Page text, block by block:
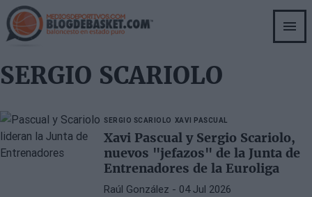
Skip
to
main
SERGIO SCARIOLO
SERGIO SCARIOLO XAVI PASCUAL
Xavi Pascual y Sergio Scariolo,
nuevos "jefazos" de la Junta de
Entrenadores de la Euroliga
Raúl González - 04 Jul 2026